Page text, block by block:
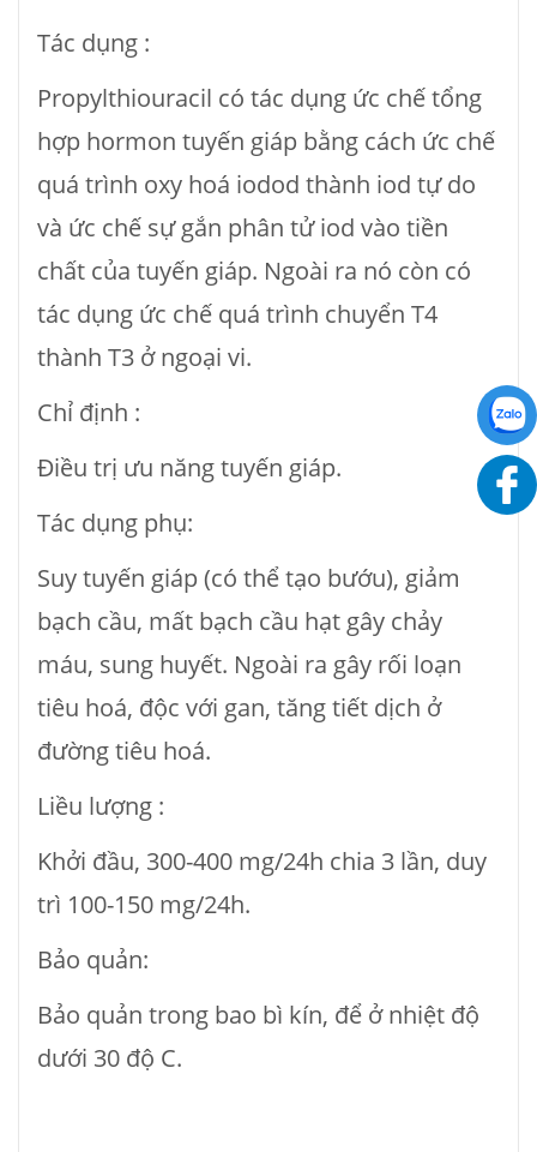
Tác dụng :
Propylthiouracil có tác dụng ức chế tổng
hợp hormon tuyến giáp bằng cách ức chế
quá trình oxy hoá iodod thành iod tự do
và ức chế sự gắn phân tử iod vào tiền
chất của tuyến giáp. Ngoài ra nó còn có
tác dụng ức chế quá trình chuyển T4
thành T3 ở ngoại vi.
Chỉ định :
Điều trị ưu năng tuyến giáp.
Tác dụng phụ:
Suy tuyến giáp (có thể tạo bướu), giảm
bạch cầu, mất bạch cầu hạt gây chảy
máu, sung huyết. Ngoài ra gây rối loạn
tiêu hoá, độc với gan, tăng tiết dịch ở
đường tiêu hoá.
Liều lượng :
Khởi đầu, 300-400 mg/24h chia 3 lần, duy
trì 100-150 mg/24h.
Bảo quản:
Bảo quản trong bao bì kín, để ở nhiệt độ
dưới 30 độ C.